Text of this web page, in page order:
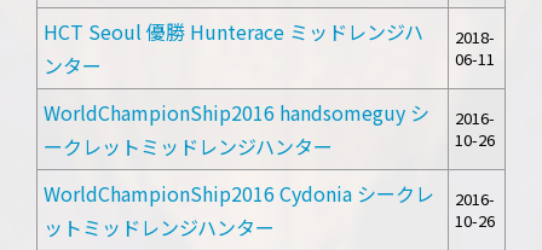
HCT Seoul 優勝 Hunterace ミッドレンジハ
ンター
2018-
06-11
WorldChampionShip2016 handsomeguy シ
ークレットミッドレンジハンター
2016-
10-26
WorldChampionShip2016 Cydonia シークレ
ットミッドレンジハンター
2016-
10-26